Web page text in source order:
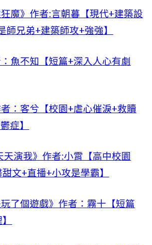
狂魔》作者:言朝暮【現代+建築設
師兄弟+建築師攻+強強】
：魚不知【短篇+深入人心有劇
者：客兮【校園+虐心催淚+救贖
症】
天演我》作者:小霄【高中校園
文+直播+小攻是學霸】
玩了個遊戲》作者：霧十【短篇